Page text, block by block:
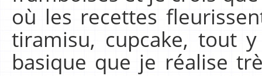
où les recettes
tiramisu, cupcake, tout
basique que je réalise